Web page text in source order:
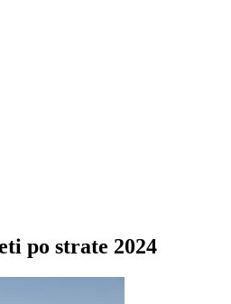
po strate 2024